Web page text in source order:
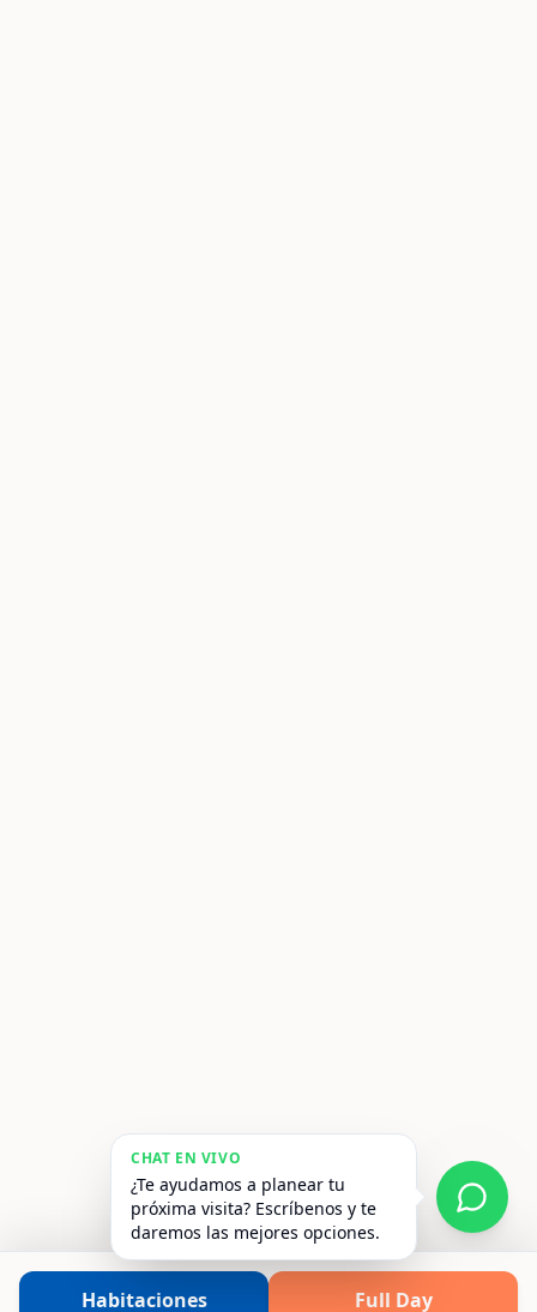
CHAT EN VIVO
¿Te ayudamos a planear tu
próxima visita? Escríbenos y te
daremos las mejores opciones.
nuestro Full Day.
Reservar Full Day
Habitaciones Full Day